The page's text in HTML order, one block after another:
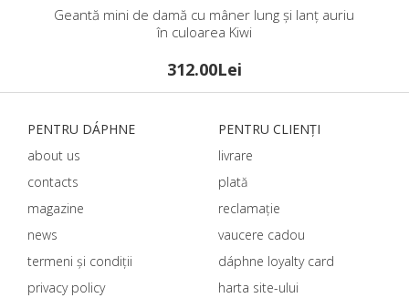
Geantă mini de damă cu mâner lung și lanț auriu
în culoarea Kiwi
312.00Lei
PENTRU DÁPHNЕ
about us
contacts
magazine
news
termeni și condiții
privacy policy
PENTRU CLIENȚI
livrare
plată
reclamație
vaucere cadou
dáphnе loyalty card
harta site-ului